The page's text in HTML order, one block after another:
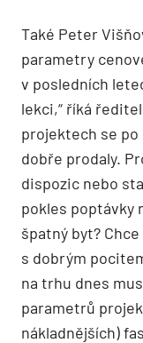
Také Peter
parametry
v posledních
lekci,“ říká
projektech se
dobře prodaly.
dispozic nebo
pokles poptávky
špatný byt?
s dobrým
na trhu dnes
parametrů
nákladnějších)